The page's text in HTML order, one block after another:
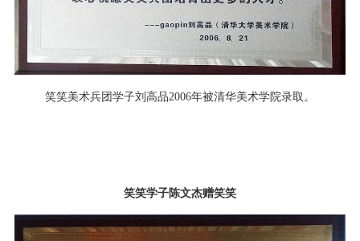
笑笑美术兵团学子刘高品2006年被清华美术学院录取。
笑笑学子陈文杰赠笑笑